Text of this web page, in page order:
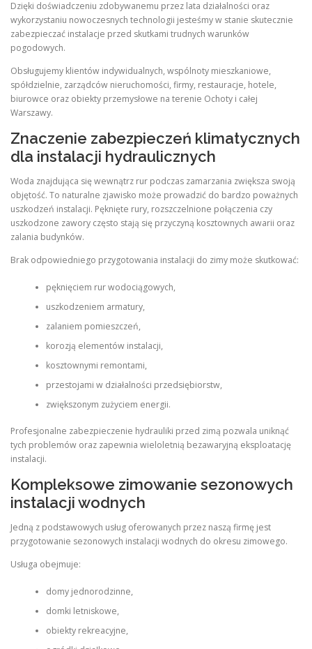
Dzięki doświadczeniu zdobywanemu przez lata działalności oraz
wykorzystaniu nowoczesnych technologii jesteśmy w stanie skutecznie
zabezpieczać instalacje przed skutkami trudnych warunków
pogodowych.
Obsługujemy klientów indywidualnych, wspólnoty mieszkaniowe,
spółdzielnie, zarządców nieruchomości, firmy, restauracje, hotele,
biurowce oraz obiekty przemysłowe na terenie Ochoty i całej
Warszawy.
Znaczenie zabezpieczeń klimatycznych
dla instalacji hydraulicznych
Woda znajdująca się wewnątrz rur podczas zamarzania zwiększa swoją
objętość. To naturalne zjawisko może prowadzić do bardzo poważnych
uszkodzeń instalacji. Pęknięte rury, rozszczelnione połączenia czy
uszkodzone zawory często stają się przyczyną kosztownych awarii oraz
zalania budynków.
Brak odpowiedniego przygotowania instalacji do zimy może skutkować:
pęknięciem rur wodociągowych,
uszkodzeniem armatury,
zalaniem pomieszczeń,
korozją elementów instalacji,
kosztownymi remontami,
przestojami w działalności przedsiębiorstw,
zwiększonym zużyciem energii.
Profesjonalne zabezpieczenie hydrauliki przed zimą pozwala uniknąć
tych problemów oraz zapewnia wieloletnią bezawaryjną eksploatację
instalacji.
Kompleksowe zimowanie sezonowych
instalacji wodnych
Jedną z podstawowych usług oferowanych przez naszą firmę jest
przygotowanie sezonowych instalacji wodnych do okresu zimowego.
Usługa obejmuje:
domy jednorodzinne,
domki letniskowe,
obiekty rekreacyjne,